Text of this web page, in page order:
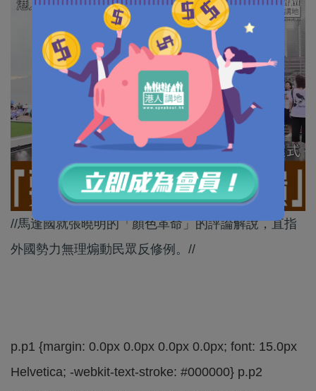
//馬逢國就張曉明的「顏色革命」的評論解說，直指
外國勢力無理煽動民眾反修例。//
p.p1 {margin: 0.0px 0.0px 0.0px 0.0px; font: 15.0px
Helvetica; -webkit-text-stroke: #000000} p.p2